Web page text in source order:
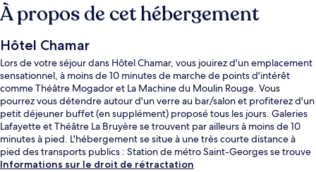
À propos de cet hébergement
Hôtel Chamar
Lors de votre séjour dans Hôtel Chamar, vous jouirez d'un emplacement
sensationnel, à moins de 10 minutes de marche de points d'intérêt
comme Théâtre Mogador et La Machine du Moulin Rouge. Vous
pourrez vous détendre autour d'un verre au bar/salon et profiterez d'un
petit déjeuner buffet (en supplément) proposé tous les jours. Galeries
Lafayette et Théâtre La Bruyère se trouvent par ailleurs à moins de 10
minutes à pied. L'hébergement se situe à une très courte distance à
pied des transports publics : Station de métro Saint-Georges se trouve
à 4 min et Station de métro Trinité - d'Estienne d'Orves, à 5 min.
Informations sur le droit de rétractation